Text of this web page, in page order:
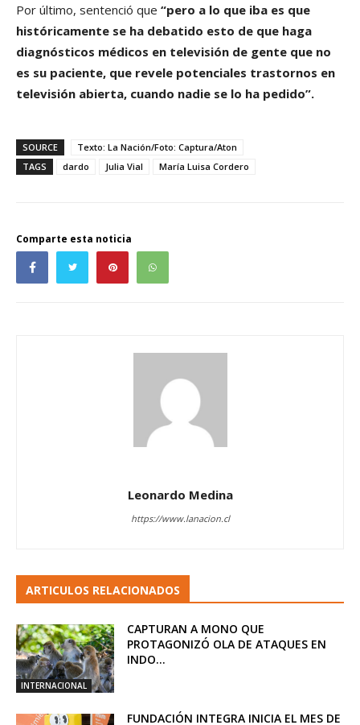
Por último, sentenció que “pero a lo que iba es que
históricamente se ha debatido esto de que haga
diagnósticos médicos en televisión de gente que no
es su paciente, que revele potenciales trastornos en
televisión abierta, cuando nadie se lo ha pedido”.
SOURCE
Texto: La Nación/Foto: Captura/Aton
TAGS
dardo Julia Vial María Luisa Cordero
Comparte esta noticia
Leonardo Medina
https://www.lanacion.cl
ARTICULOS RELACIONADOS
INTERNACIONAL
CAPTURAN A MONO QUE
PROTAGONIZÓ OLA DE ATAQUES EN
INDO...
FUNDACIÓN INTEGRA INICIA EL MES DE